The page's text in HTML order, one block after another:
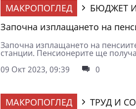
МАКРОПОГЛЕД
БЮДЖЕТ
Започна изплащането на
Започна изплащането на
станции. Пенсионерите ще
09 Окт 2023, 09:39
0
МАКРОПОГЛЕД
ТРУД И